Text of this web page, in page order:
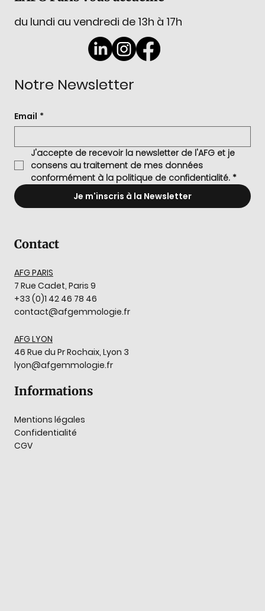
du lundi au vendredi de 13h à 17h
Notre Newsletter
Email *
J'accepte de recevoir la newsletter de l'AFG et je
consens au traitement de mes données
conformément à la politique de confidentialité. *
Je m'inscris à la Newsletter
Informations
Mentions légales
Confidentialité
CGV
Contact
AFG PARIS
7 Rue Cadet, Paris 9
+33 (0)1 42 46 78 46
contact@afgemmologie.fr
AFG LYON
46 Rue du Pr Rochaix, Lyon 3
lyon@afgemmologie.fr